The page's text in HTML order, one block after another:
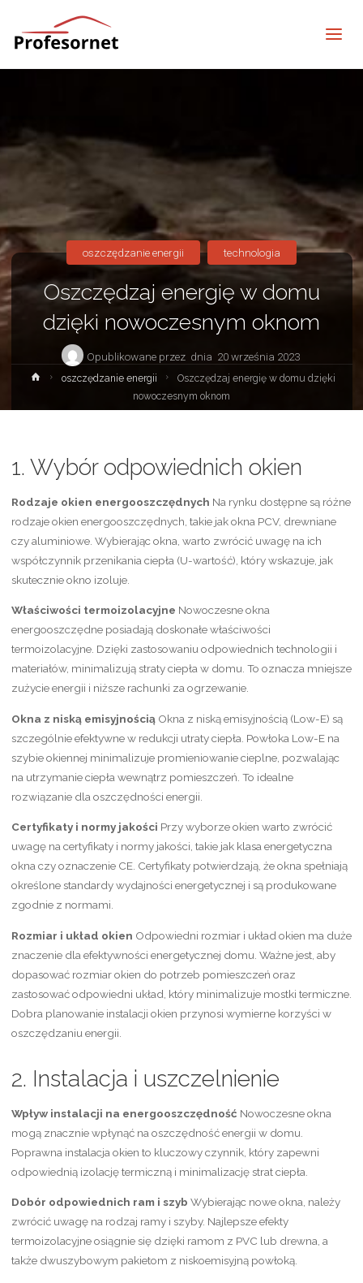
Oszczędzaj energię w domu
dzięki nowoczesnym oknom
Opublikowane przez dnia 20 września 2023
oszczędzanie energii technologia
Stronaoszczędzanie energii
Oszczędzaj energię w domu dzięki
nowoczesnym oknom
1. Wybór odpowiednich okien
Rodzaje okien energooszczędnych Na rynku dostępne są różne
rodzaje okien energooszczędnych, takie jak okna PCV, drewniane
czy aluminiowe. Wybierając okna, warto zwrócić uwagę na ich
współczynnik przenikania ciepła (U-wartość), który wskazuje, jak
skutecznie okno izoluje.
Właściwości termoizolacyjne Nowoczesne okna
energooszczędne posiadają doskonałe właściwości
termoizolacyjne. Dzięki zastosowaniu odpowiednich technologii i
materiałów, minimalizują straty ciepła w domu. To oznacza mniejsze
zużycie energii i niższe rachunki za ogrzewanie.
Okna z niską emisyjnościąOkna z niską emisyjnością (Low-E) są
szczególnie efektywne w redukcji utraty ciepła. Powłoka Low-E na
szybie okiennej minimalizuje promieniowanie cieplne, pozwalając
na utrzymanie ciepła wewnątrz pomieszczeń. To idealne
rozwiązanie dla oszczędności energii.
Certyfikaty i normy jakości Przy wyborze okien warto zwrócić
uwagę na certyfikaty i normy jakości, takie jak klasa energetyczna
okna czy oznaczenie CE. Certyfikaty potwierdzają, że okna spełniają
określone standardy wydajności energetycznej i są produkowane
zgodnie z normami.
Rozmiar i układ okien Odpowiedni rozmiar i układ okien ma duże
znaczenie dla efektywności energetycznej domu. Ważne jest, aby
dopasować rozmiar okien do potrzeb pomieszczeń oraz
zastosować odpowiedni układ, który minimalizuje mostki termiczne.
Dobra planowanie instalacji okien przynosi wymierne korzyści w
oszczędzaniu energii.
2. Instalacja i uszczelnienie
Wpływ instalacji na energooszczędność Nowoczesne okna
mogą znacznie wpłynąć na oszczędność energii w domu.
Poprawna instalacja okien to kluczowy czynnik, który zapewni
odpowiednią izolację termiczną i minimalizację strat ciepła.
Dobór odpowiednich ram i szyb Wybierając nowe okna, należy
zwrócić uwagę na rodzaj ramy i szyby. Najlepsze efekty
termoizolacyjne osiągnie się dzięki ramom z PVC lub drewna, a
także dwuszybowym pakietom z niskoemisyjną powłoką.